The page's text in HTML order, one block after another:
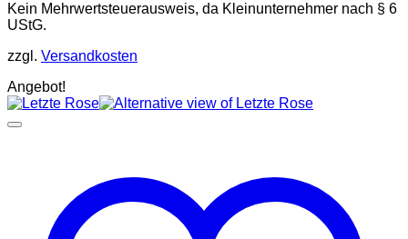
Kein Mehrwertsteuerausweis, da Kleinunternehmer nach § 6
UStG.
zzgl. Versandkosten
Angebot!